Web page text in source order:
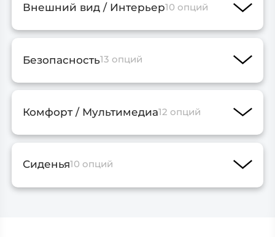
Внешний вид / Интерьер10 опций
Безопасность13 опций
Комфорт / Мультимедиа12 опций
Сиденья10 опций